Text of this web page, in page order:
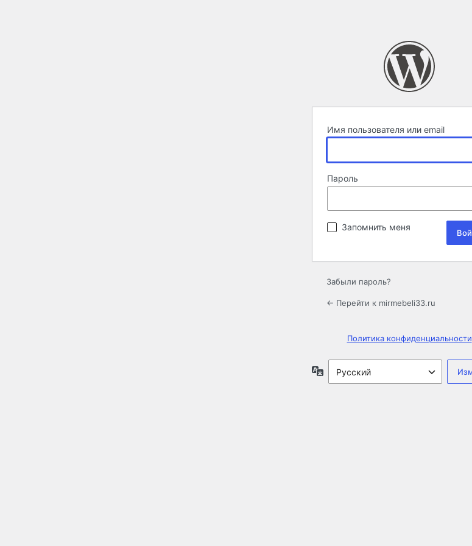
Имя пользователя или email
Пароль
Запомнить меня
Забыли пароль?
← Перейти к mirmebeli33.ru
Политика конфиденциальности
Язык